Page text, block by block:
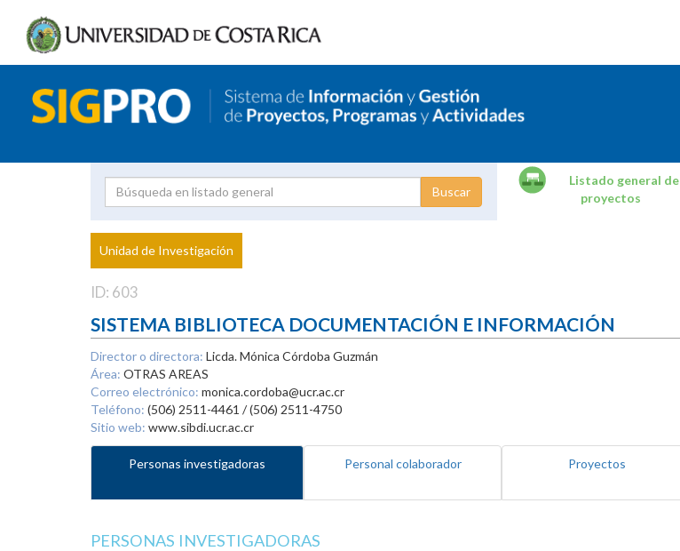
Proyecto
Investigador
Listado general de
proyectos
Unidad de Investigación
ID: 603
SISTEMA BIBLIOTECA DOCUMENTACIÓN E INFORMACIÓN
Director o directora: Licda. Mónica Córdoba Guzmán
Área: OTRAS AREAS
Correo electrónico: monica.cordoba@ucr.ac.cr
Teléfono: (506) 2511-4461 / (506) 2511-4750
Sitio web: www.sibdi.ucr.ac.cr
Personas investigadoras Personal colaborador Proyectos
PERSONAS INVESTIGADORAS